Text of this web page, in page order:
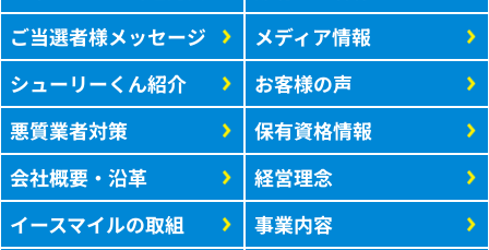
ご当選者様メッセージ
シューリーくん紹介
悪質業者対策
会社概要・沿革
イースマイルの取組
メディア情報
お客様の声
保有資格情報
経営理念
事業内容